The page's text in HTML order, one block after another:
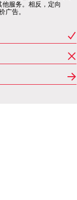
服务。相反，定向
广告。